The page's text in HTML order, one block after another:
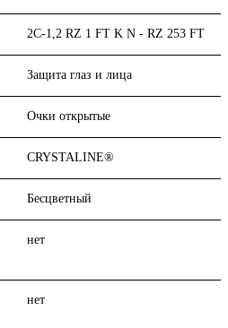
2C-1,2 RZ 1 FT K N - RZ 253 FT
Защита глаз и лица
Очки открытые
CRYSTALINE®
Бесцветный
нет
нет